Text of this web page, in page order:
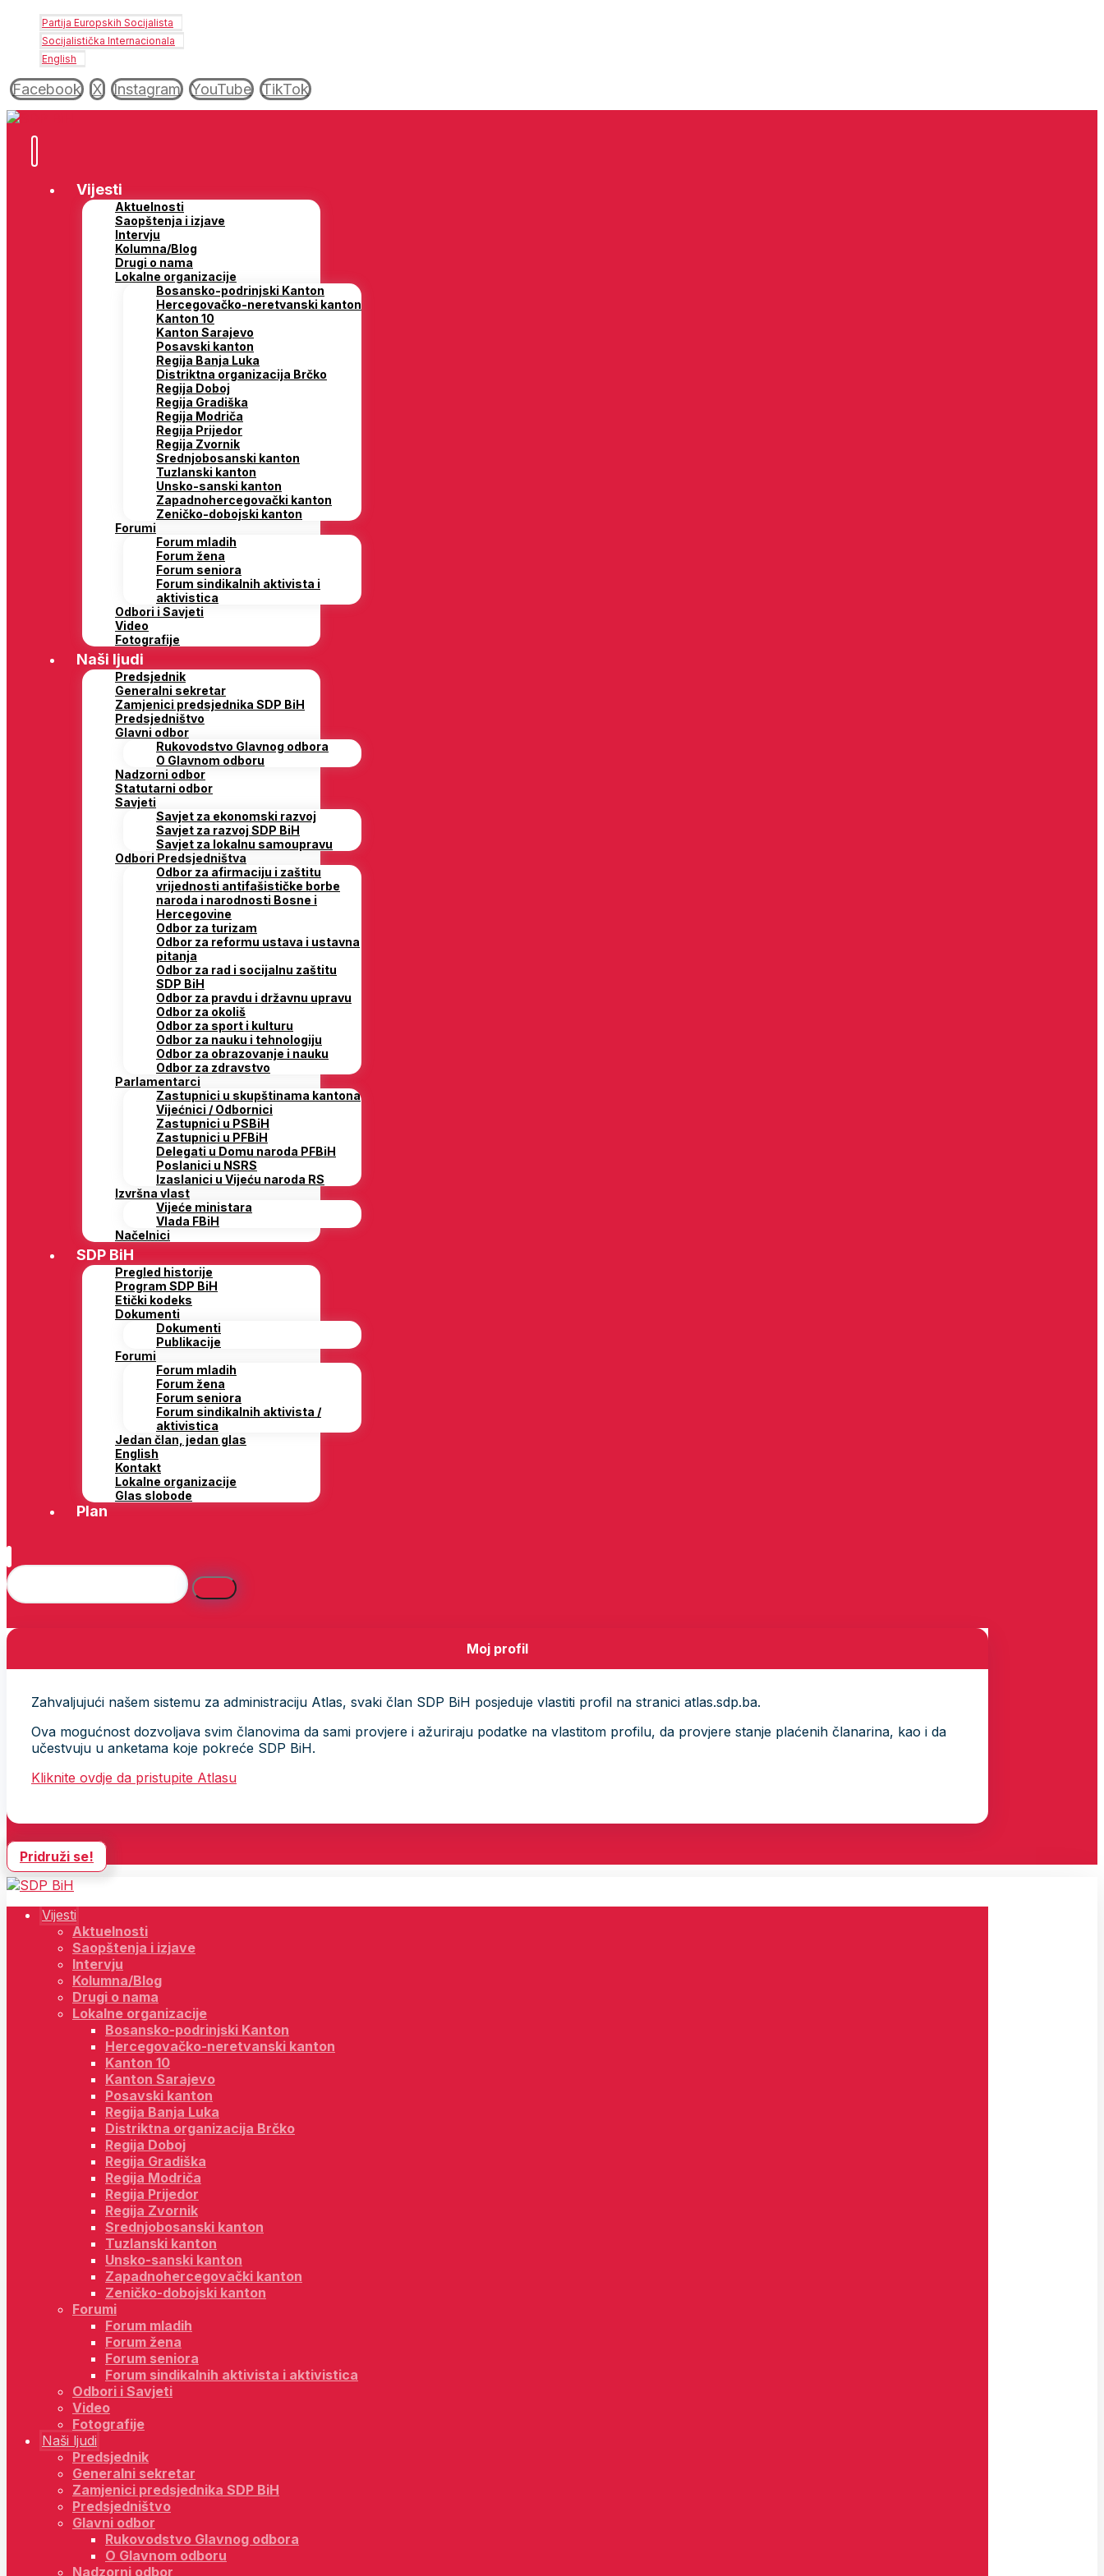
Partija Europskih Socijalista
Socijalistička Internacionala
English
Facebook X Instagram YouTube TikTok
Vijesti
Aktuelnosti
Saopštenja i izjave
Intervju
Kolumna/Blog
Drugi o nama
Lokalne organizacije
Bosansko-podrinjski Kanton
Hercegovačko-neretvanski kanton
Kanton 10
Kanton Sarajevo
Posavski kanton
Regija Banja Luka
Distriktna organizacija Brčko
Regija Doboj
Regija Gradiška
Regija Modriča
Regija Prijedor
Regija Zvornik
Srednjobosanski kanton
Tuzlanski kanton
Unsko-sanski kanton
Zapadnohercegovački kanton
Zeničko-dobojski kanton
Forumi
Forum mladih
Forum žena
Forum seniora
Forum sindikalnih aktivista i
aktivistica
Odbori i Savjeti
Video
Fotografije
Naši ljudi
Predsjednik
Generalni sekretar
Zamjenici predsjednika SDP BiH
Predsjedništvo
Glavni odbor
Rukovodstvo Glavnog odbora
O Glavnom odboru
Nadzorni odbor
Statutarni odbor
Savjeti
Savjet za ekonomski razvoj
Savjet za razvoj SDP BiH
Savjet za lokalnu samoupravu
Odbori Predsjedništva
Odbor za afirmaciju i zaštitu
vrijednosti antifašističke borbe
naroda i narodnosti Bosne i
Hercegovine
Odbor za turizam
Odbor za reformu ustava i ustavna
pitanja
Odbor za rad i socijalnu zaštitu
SDP BiH
Odbor za pravdu i državnu upravu
Odbor za okoliš
Odbor za sport i kulturu
Odbor za nauku i tehnologiju
Odbor za obrazovanje i nauku
Odbor za zdravstvo
Parlamentarci
Zastupnici u skupštinama kantona
Vijećnici / Odbornici
Zastupnici u PSBiH
Zastupnici u PFBiH
Delegati u Domu naroda PFBiH
Poslanici u NSRS
Izaslanici u Vijeću naroda RS
Izvršna vlast
Vijeće ministara
Vlada FBiH
Načelnici
SDP BiH
Pregled historije
Program SDP BiH
Etički kodeks
Dokumenti
Dokumenti
Publikacije
Forumi
Forum mladih
Forum žena
Forum seniora
Forum sindikalnih aktivista /
aktivistica
Jedan član, jedan glas
English
Kontakt
Lokalne organizacije
Glas slobode
Plan
Moj profil
Zahvaljujući našem sistemu za administraciju Atlas, svaki član SDP BiH posjeduje vlastiti profil na stranici atlas.sdp.ba.
Ova mogućnost dozvoljava svim članovima da sami provjere i ažuriraju podatke na vlastitom profilu, da provjere stanje plaćenih članarina, kao i da
učestvuju u anketama koje pokreće SDP BiH.
Kliknite ovdje da pristupite Atlasu
Pridruži se!
Vijesti
Aktuelnosti
Saopštenja i izjave
Intervju
Kolumna/Blog
Drugi o nama
Lokalne organizacije
Bosansko-podrinjski Kanton
Hercegovačko-neretvanski kanton
Kanton 10
Kanton Sarajevo
Posavski kanton
Regija Banja Luka
Distriktna organizacija Brčko
Regija Doboj
Regija Gradiška
Regija Modriča
Regija Prijedor
Regija Zvornik
Srednjobosanski kanton
Tuzlanski kanton
Unsko-sanski kanton
Zapadnohercegovački kanton
Zeničko-dobojski kanton
Forumi
Forum mladih
Forum žena
Forum seniora
Forum sindikalnih aktivista i aktivistica
Odbori i Savjeti
Video
Fotografije
Naši ljudi
Predsjednik
Generalni sekretar
Zamjenici predsjednika SDP BiH
Predsjedništvo
Glavni odbor
Rukovodstvo Glavnog odbora
O Glavnom odboru
Nadzorni odbor